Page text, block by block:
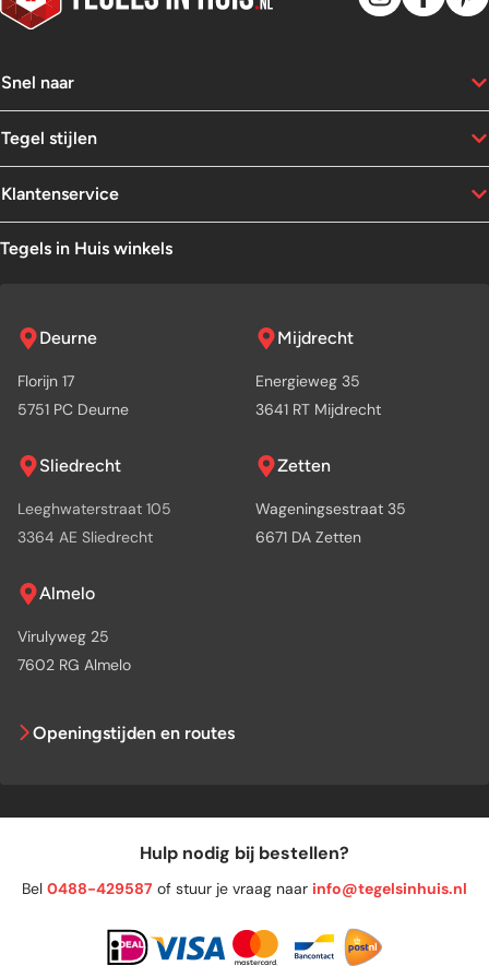
Snel naar
Tegel stijlen
Klantenservice
Tegels in Huis winkels
Deurne
Florijn 17
5751 PC Deurne
Mijdrecht
Energieweg 35
3641 RT Mijdrecht
Sliedrecht
Leeghwaterstraat 105
3364 AE Sliedrecht
Zetten
Wageningsestraat 35
6671 DA Zetten
Almelo
Virulyweg 25
7602 RG Almelo
Openingstijden en routes
Hulp nodig bij bestellen?
Bel 0488-429587 of stuur je vraag naar info@tegelsinhuis.nl